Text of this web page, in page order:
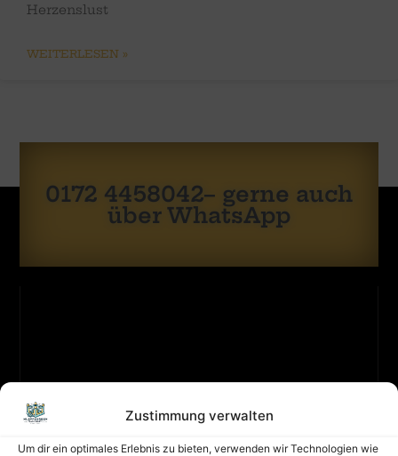
Zustimmung verwalten
Um dir ein optimales Erlebnis zu bieten, verwenden wir Technologien wie
Herzenslust
WEITERLESEN »
0172 4458042– gerne auch
über WhatsApp
Sicherheit
KONTAKT